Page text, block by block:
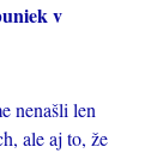
v
nenašli len
ale aj to, že